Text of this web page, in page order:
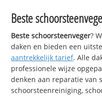
Beste
Beste schoorsteenveger?
daken en bieden een
aantrekkelijk tarief. Alle
professionele wijze
denken aan reparatie van
schoorsteenreiniging,